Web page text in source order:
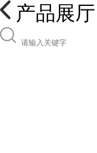
产品展厅